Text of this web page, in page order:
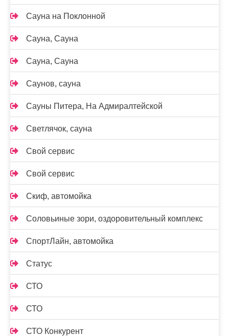
Сауна на Поклонной
Сауна, Сауна
Сауна, Сауна
Саунов, сауна
Сауны Питера, На Адмиралтейской
Светлячок, сауна
Свой сервис
Свой сервис
Скиф, автомойка
Соловьиные зори, оздоровительный комплекс
СпортЛайн, автомойка
Статус
СТО
СТО
СТО Конкурент